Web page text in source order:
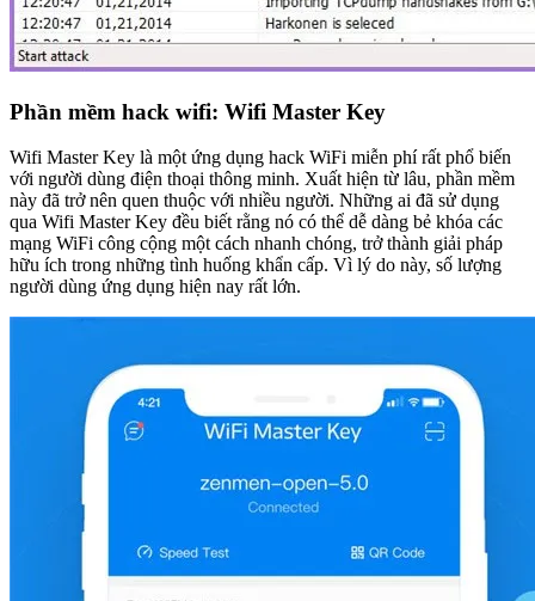
Phần mềm hack wifi: Wifi Master Key
Wifi Master Key là một ứng dụng hack WiFi miễn phí rất phổ biến
với người dùng điện thoại thông minh. Xuất hiện từ lâu, phần mềm
này đã trở nên quen thuộc với nhiều người. Những ai đã sử dụng
qua Wifi Master Key đều biết rằng nó có thể dễ dàng bẻ khóa các
mạng WiFi công cộng một cách nhanh chóng, trở thành giải pháp
hữu ích trong những tình huống khẩn cấp. Vì lý do này, số lượng
người dùng ứng dụng hiện nay rất lớn.